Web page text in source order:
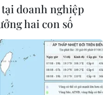
Nhật
đồng
quê
doanh nghiệp
hai con số